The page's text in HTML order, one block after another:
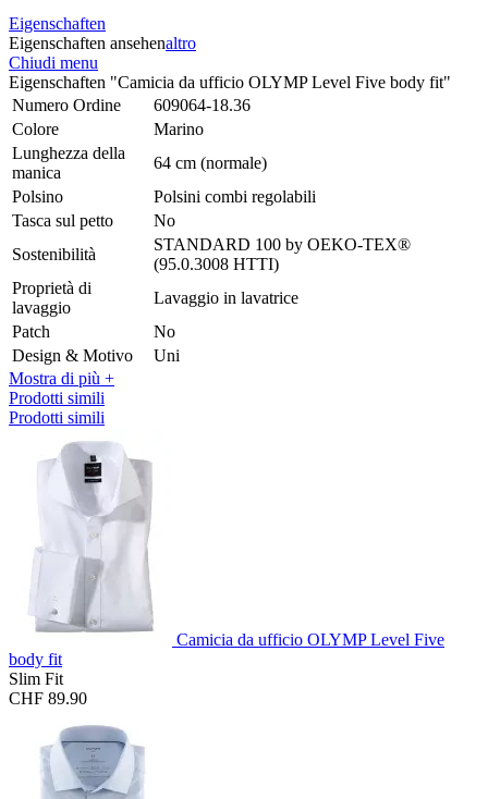
Eigenschaften
Eigenschaften ansehenaltro
Chiudi menu
Eigenschaften "Camicia da ufficio OLYMP Level Five body fit"
Numero Ordine
609064-18.36
Colore
Marino
Lunghezza della
manica
64 cm (normale)
Polsino
Polsini combi regolabili
Tasca sul petto
No
Sostenibilità
STANDARD 100 by OEKO-TEX®
(95.0.3008 HTTI)
Proprietà di
lavaggio
Lavaggio in lavatrice
Patch
No
Design & Motivo
Uni
Mostra di più +
Prodotti simili
Prodotti simili
Camicia da ufficio OLYMP Level Five
body fit
Slim Fit
CHF 89.90